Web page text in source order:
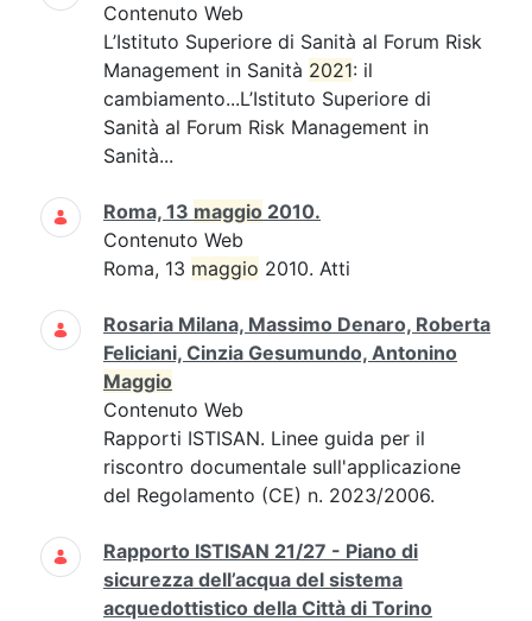
Contenuto Web
L’Istituto Superiore di Sanità al Forum Risk
Management in Sanità 2021: il
cambiamento...L’Istituto Superiore di
Sanità al Forum Risk Management in
Sanità...
Roma, 13 maggio 2010.
Contenuto Web
Roma, 13 maggio 2010. Atti
Rosaria Milana, Massimo Denaro, Roberta
Feliciani, Cinzia Gesumundo, Antonino
Maggio
Contenuto Web
Rapporti ISTISAN. Linee guida per il
riscontro documentale sull'applicazione
del Regolamento (CE) n. 2023/2006.
Rapporto ISTISAN 21/27 - Piano di
sicurezza dell’acqua del sistema
acquedottistico della Città di Torino